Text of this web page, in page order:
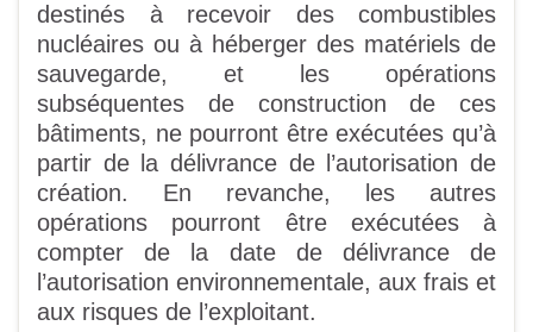
destinés à recevoir des combustibles
nucléaires ou à héberger des matériels de
sauvegarde, et les opérations
subséquentes de construction de ces
bâtiments, ne pourront être exécutées qu’à
partir de la délivrance de l’autorisation de
création. En revanche, les autres
opérations pourront être exécutées à
compter de la date de délivrance de
l’autorisation environnementale, aux frais et
aux risques de l’exploitant.